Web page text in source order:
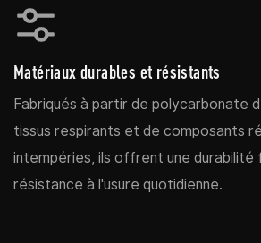
Matériaux durables et résistants
Fabriqués à partir de polycarbonate
tissus respirants et de composants
intempéries, ils offrent une durabilité
résistance à l'usure quotidienne.